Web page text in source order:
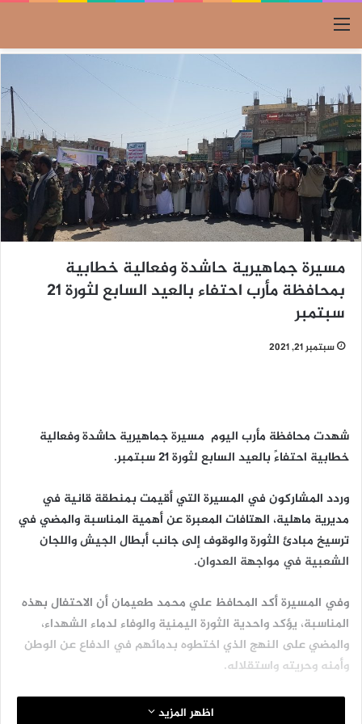
القائمة
مسيرة جماهيرية حاشدة وفعالية خطابية
بمحافظة مأرب احتفاء بالعيد السابع لثورة 21
سبتمبر
سبتمبر 21, 2021
شهدت محافظة مأرب اليوم مسيرة جماهيرية حاشدة وفعالية
خطابية احتفاءً بالعيد السابع لثورة ٢١ سبتمبر.
وردد المشاركون في المسيرة التي أقيمت بمنطقة قانية في
مديرية ماهلية، الهتافات المعبرة عن أهمية المناسبة والمضي في
ترسيخ مبادئ الثورة والوقوف إلى جانب أبطال الجيش واللجان
الشعبية في مواجهة العدوان.
وفي المسيرة أكد المحافظ علي محمد طعيمان أن الاحتفال بهذه
المناسبة، يؤكد واحدية الثورة اليمنية والوفاء لدماء الشهداء،
والمضي على النهج الذي اختطوه بدمائهم في الدفاع عن الوطن
وأمنه وحريته واستقلاله.
وأشار إلى أن ثورة 21 سبتمبر محطة تحول في تأريخ اليمن
اظهر المزيد